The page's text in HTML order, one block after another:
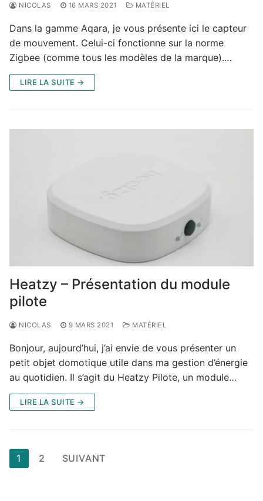
NICOLAS 16 MARS 2021 MATÉRIEL
Dans la gamme Aqara, je vous présente ici le capteur
de mouvement. Celui-ci fonctionne sur la norme
Zigbee (comme tous les modèles de la marque).…
LIRE LA SUITE →
Heatzy – Présentation du module
pilote
NICOLAS 9 MARS 2021 MATÉRIEL
Bonjour, aujourd’hui, j’ai envie de vous présenter un
petit objet domotique utile dans ma gestion d’énergie
au quotidien. Il s’agit du Heatzy Pilote, un module…
LIRE LA SUITE →
Pagination
des
1 2 SUIVANT